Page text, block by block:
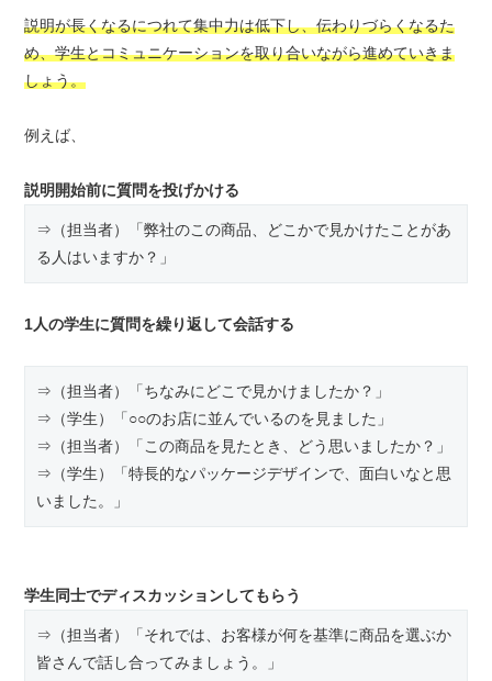
説明が長くなるにつれて集中力は低下し、伝わりづらくなるた
め、学生とコミュニケーションを取り合いながら進めていきま
しょう。
例えば、
説明開始前に質問を投げかける
⇒（担当者）「弊社のこの商品、どこかで見かけたことがあ
る人はいますか？」
1人の学生に質問を繰り返して会話する
⇒（担当者）「ちなみにどこで見かけましたか？」
⇒（学生）「○○のお店に並んでいるのを見ました」
⇒（担当者）「この商品を見たとき、どう思いましたか？」
⇒（学生）「特長的なパッケージデザインで、面白いなと思
いました。」
学生同士でディスカッションしてもらう
⇒（担当者）「それでは、お客様が何を基準に商品を選ぶか
皆さんで話し合ってみましょう。」